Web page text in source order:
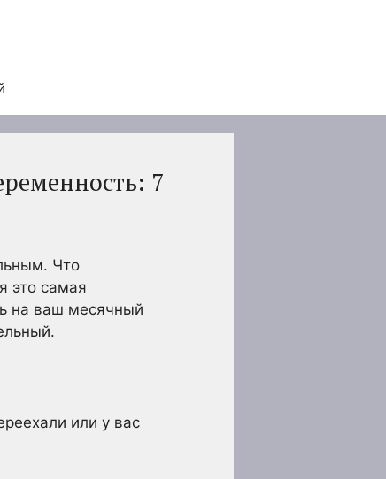
7
Что
это самая
на ваш месячный
или у вас